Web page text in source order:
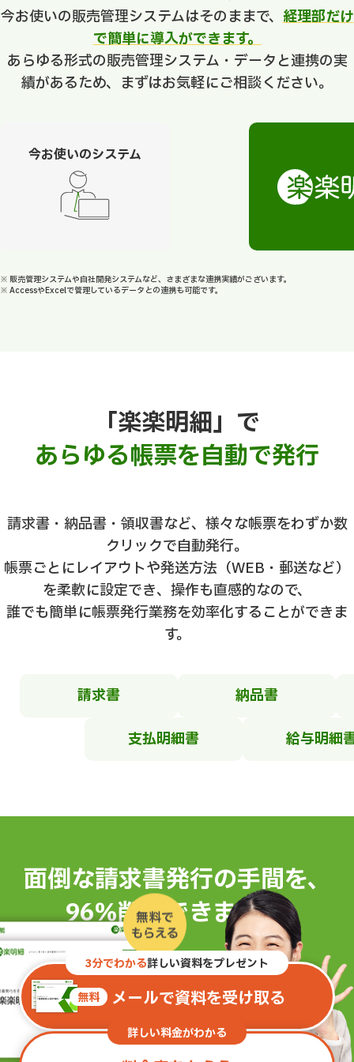
今お使いの販売管理システムはそのままで、経理部だけ
で簡単に導入ができます。
あらゆる形式の販売管理システム・データと連携の実
績があるため、まずはお気軽にご相談ください。
今お使いのシステム
※ 販売管理システムや自社開発システムなど、さまざまな連携実績がございます。
※ AccessやExcelで管理しているデータとの連携も可能です。
「楽楽明細」で
あらゆる帳票を自動で発行
請求書・納品書・領収書など、様々な帳票をわずか数
クリックで自動発行。
帳票ごとにレイアウトや発送方法（WEB・郵送など）
を柔軟に設定でき、操作も直感的なので、
誰でも簡単に帳票発行業務を効率化することができま
す。
請求書 納品書
支払明細書 給与明細
面倒な請求書発行の手間を、
96％削減できます。 ※
無料
3分でわかる詳しい資料をプレゼント
メールで資料を受け取る
詳しい料金がわかる